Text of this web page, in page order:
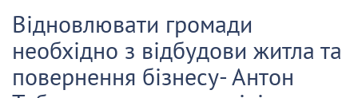
Відновлювати громади
необхідно з відбудови житла та
повернення бізнесу- Антон